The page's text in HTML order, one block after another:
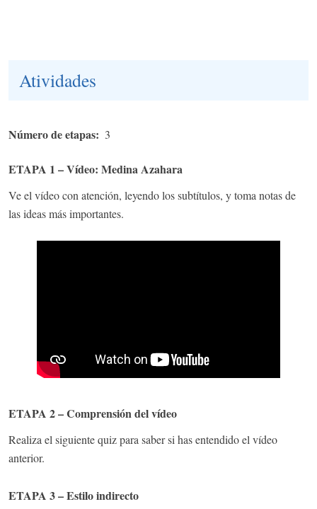
Atividades
Número de etapas 3
ETAPA 1 – Vídeo: Medina Azahara
Ve el vídeo con atención, leyendo los subtítulos, y toma notas de
las ideas más importantes.
ETAPA 2 – Comprensión del vídeo
Realiza el siguiente quiz para saber si has entendido el vídeo
anterior.
ETAPA 3 – Estilo indirecto